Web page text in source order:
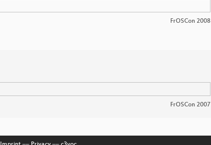
FrOSCon 2008
FrOSCon 2007